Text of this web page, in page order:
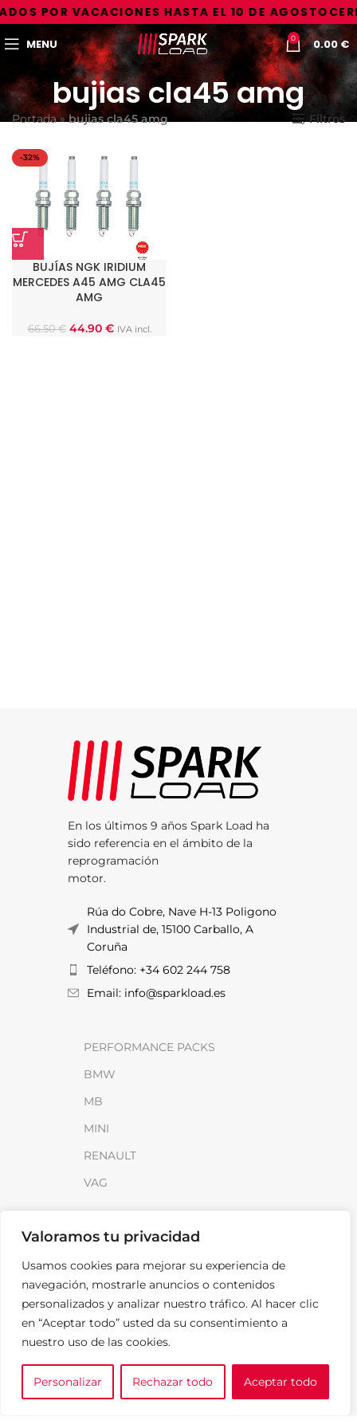
Valoramos tu privacidad
Usamos cookies para mejorar su experiencia de
navegación, mostrarle anuncios o contenidos
personalizados y analizar nuestro tráfico. Al hacer clic
en “Aceptar todo” usted da su consentimiento a
nuestro uso de las cookies.
Personalizar Rechazar todo Aceptar todo
POR VACACIONES HASTA EL 10 DE AGOSTO
MENU 0 0.00€
bujias cla45 amg
Portada»bujias cla45 amg Filtros
-32%
BUJÍAS NGK IRIDIUM
MERCEDES A45 AMG CLA45
AMG
66.50€ 44.90 € IVA incl.
En los últimos 9 años Spark Load ha
sido referencia en el ámbito de la
reprogramación
motor.
Rúa do Cobre, Nave H-13 Poligono
Industrial de, 15100 Carballo, A
Coruña
Teléfono: +34 602 244 758
Email: info@sparkload.es
PERFORMANCE PACKS
BMW
MB
MINI
RENAULT
VAG
Distribuidores
FAQ
Contacto
Noticias
LEGAL
0